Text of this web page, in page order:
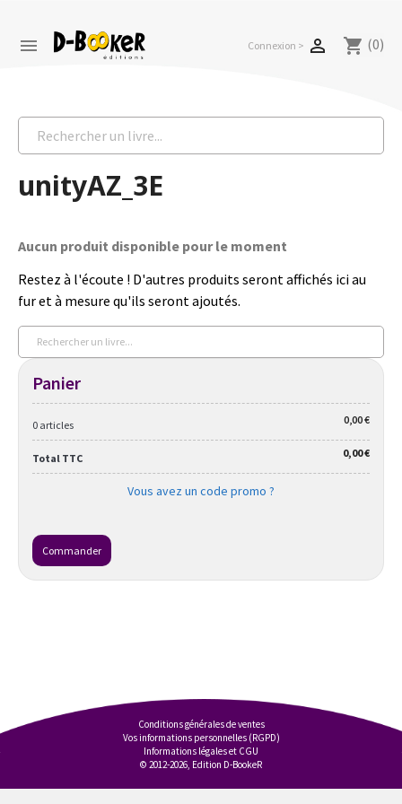
 Connexion >  shopping_cart (0)
unityAZ_3E
Aucun produit disponible pour le moment
Restez à l'écoute ! D'autres produits seront affichés ici au
fur et à mesure qu'ils seront ajoutés.
Panier
0 articles 0,00 €
Total TTC 0,00 €
Vous avez un code promo ?
Commander
Conditions générales de ventes
Vos informations personnelles (RGPD)
Informations légales et CGU
© 2012-2026, Edition D-BookeR